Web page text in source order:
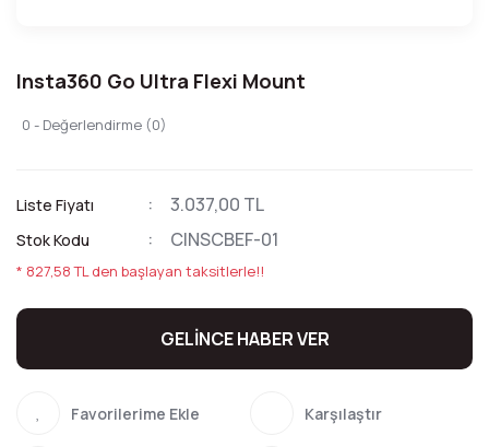
Insta360 Go Ultra Flexi Mount
0 - Değerlendirme (0)
Liste Fiyatı 3.037,00 TL
Stok Kodu CINSCBEF-01
* 827,58 TL den başlayan taksitlerle!!
GELİNCE HABER VER
Karşılaştır